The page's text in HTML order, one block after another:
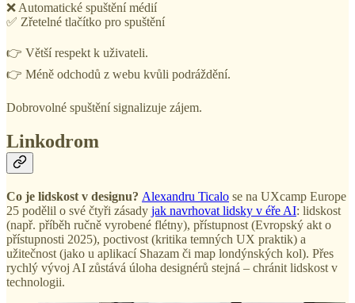
❌ Automatické spuštění médií
✅ Zřetelné tlačítko pro spuštění
👉 Větší respekt k uživateli.
👉 Méně odchodů z webu kvůli podráždění.
Dobrovolné spuštění signalizuje zájem.
Linkodrom
Co je lidskost v designu? Alexandru Ticalo se na UXcamp Europe
25 podělil o své čtyři zásady jak navrhovat lidsky v éře AI: lidskost
(např. příběh ručně vyrobené flétny), přístupnost (Evropský akt o
přístupnosti 2025), poctivost (kritika temných UX praktik) a
užitečnost (jako u aplikací Shazam či map londýnských kol). Přes
rychlý vývoj AI zůstává úloha designérů stejná – chránit lidskost v
technologii.